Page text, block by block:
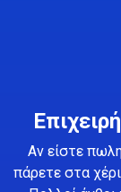
Αν είστε
πάρετε στα